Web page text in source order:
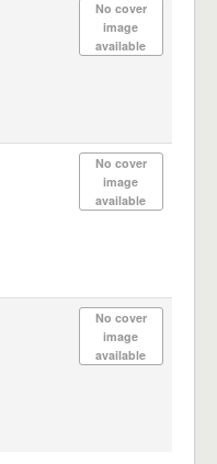
No cover
image
available
No cover
image
available
No cover
image
available